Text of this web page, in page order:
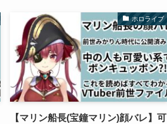
ホロライブ
【マリン船長(宝鐘マリン)顔バレ】可